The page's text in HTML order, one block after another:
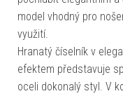
model vhodný pro
využití.
Hranatý číselník v
efektem představuje
oceli dokonalý styl. V